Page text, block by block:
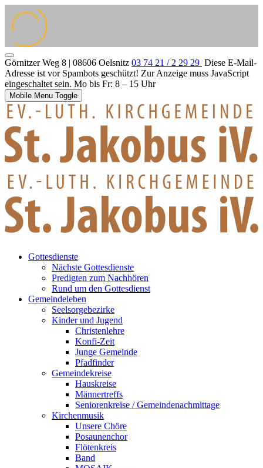
Görnitzer Weg 8 | 08606 Oelsnitz 03 74 21 / 2 29 29 Diese E-Mail-
Adresse ist vor Spambots geschützt! Zur Anzeige muss JavaScript
eingeschaltet sein. Mo bis Fr: 8 – 15 Uhr
Mobile Menu Toggle
Gottesdienste
Nächste Gottesdienste
Predigten zum Nachhören
Rund um den Gottesdienst
Gemeindeleben
Seelsorgebezirke
Kinder und Jugend
Christenlehre
Konfi-Zeit
Junge Gemeinde
Pfadfinder
Gemeindekreise
Hauskreise
Männertreffs
Seniorenkreise / Gemeindenachmittage
Kirchenmusik
Unsere Chöre
Posaunenchor
Flötenkreis
Band